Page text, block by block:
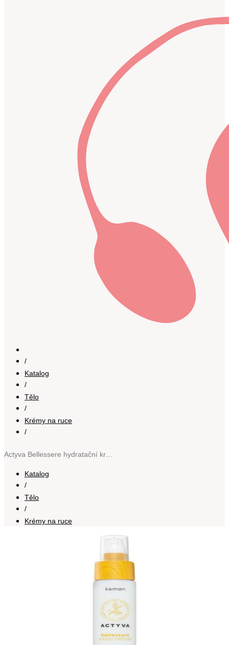
/
Katalog
/
Tělo
/
Krémy na ruce
/
Katalog
/
Tělo
/
Krémy na ruce